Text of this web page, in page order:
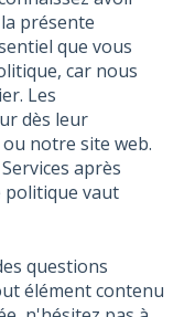
présente
que vous
car nous
Les
dès leur
notre site web.
après
politique vaut
questions
élément contenu